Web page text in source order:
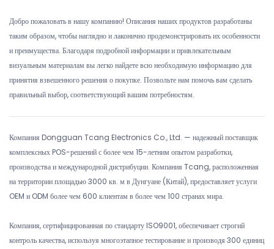
Добро пожаловать в нашу компанию! Описания наших продуктов разработаны
таким образом, чтобы наглядно и лаконично продемонстрировать их особенности
и преимущества. Благодаря подробной информации и привлекательным
визуальным материалам вы легко найдете всю необходимую информацию для
принятия взвешенного решения о покупке. Позвольте нам помочь вам сделать
правильный выбор, соответствующий вашим потребностям.
Компания Dongguan Tcang Electronics Co., Ltd. — надежный поставщик
комплексных POS-решений с более чем 15-летним опытом разработки,
производства и международной дистрибуции. Компания Tcang, расположенная
на территории площадью 3000 кв. м в Дунгуане (Китай), предоставляет услуги
OEM и ODM более чем 600 клиентам в более чем 100 странах мира.
Компания, сертифицированная по стандарту ISO9001, обеспечивает строгий
контроль качества, используя многоэтапное тестирование и производя 300 единиц